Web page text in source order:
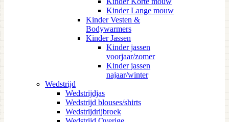
Kinder Lange mouw
Kinder Vesten &
Bodywarmers
Kinder Jassen
Kinder jassen
voorjaar/zomer
Kinder jassen
najaar/winter
Wedstrijd
Wedstrijdjas
Wedstrijd blouses/shirts
Wedstrijdrijbroek